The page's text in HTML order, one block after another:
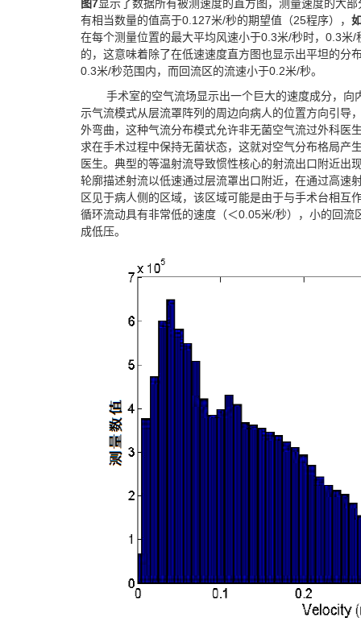
图7显示了数据所有被测速度的直方图，测量速度的大
有相当数量的值高于0.127米/秒的期望值（25程序），
在每个测量位置的最大平均风速小于0.3米/秒时，0.3米
的，这意味着除了在低速速度直方图也显示出平坦的分
0.3米/秒范围内，而回流区的流速小于0.2米/秒。
手术室的空气流场显示出一个巨大的速度成分，向
示气流模式从层流罩阵列的周边向病人的位置方向引导
外弯曲，这种气流分布模式允许非无菌空气流过外科医
求在手术过程中保持无菌状态，这就对空气分布格局产
医生。典型的等温射流导致惯性核心的射流出口附近出
轮廓描述射流以低速通过层流罩出口附近，在通过高速
区见于病人侧的区域，该区域可能是由于与手术台相互
循环流动具有非常低的速度（＜0.05米/秒），小的回流
成低压。